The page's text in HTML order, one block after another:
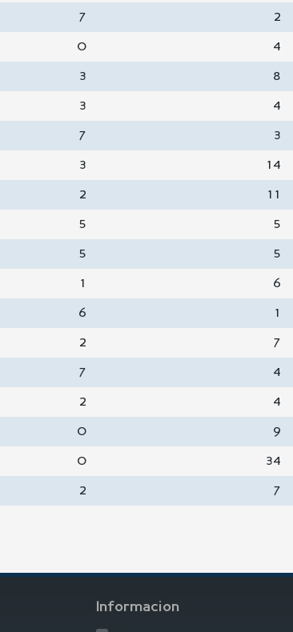
7 2
0 4
3 8
3 4
7 3
3 14
2 11
5 5
5 5
1 6
6 1
2 7
7 4
2 4
0 9
0 34
2 7
Informacion